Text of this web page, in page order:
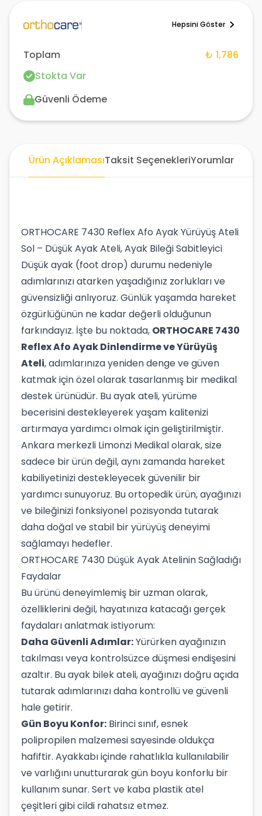
Hepsini Göster
Toplam
₺ 1,786
Stokta Var
Güvenli Ödeme
Ürün AçıklamasıTaksit SeçenekleriYorumlar
ORTHOCARE 7430 Reflex Afo Ayak Yürüyüş Ateli
Sol – Düşük Ayak Ateli, Ayak Bileği Sabitleyici
Düşük ayak (foot drop) durumu nedeniyle
adımlarınızı atarken yaşadığınız zorlukları ve
güvensizliği anlıyoruz. Günlük yaşamda hareket
özgürlüğünün ne kadar değerli olduğunun
farkındayız. İşte bu noktada, ORTHOCARE 7430
Reflex Afo Ayak Dinlendirme ve Yürüyüş
Ateli, adımlarınıza yeniden denge ve güven
katmak için özel olarak tasarlanmış bir medikal
destek ürünüdür. Bu ayak ateli, yürüme
becerisini destekleyerek yaşam kalitenizi
artırmaya yardımcı olmak için geliştirilmiştir.
Ankara merkezli Limonzi Medikal olarak, size
sadece bir ürün değil, aynı zamanda hareket
kabiliyetinizi destekleyecek güvenilir bir
yardımcı sunuyoruz. Bu ortopedik ürün, ayağınızı
ve bileğinizi fonksiyonel pozisyonda tutarak
daha doğal ve stabil bir yürüyüş deneyimi
sağlamayı hedefler.
ORTHOCARE 7430 Düşük Ayak Atelinin Sağladığı
Faydalar
Bu ürünü deneyimlemiş bir uzman olarak,
özelliklerini değil, hayatınıza katacağı gerçek
faydaları anlatmak istiyorum:
Daha Güvenli Adımlar:Yürürken ayağınızın
takılması veya kontrolsüzce düşmesi endişesini
azaltır. Bu ayak bilek ateli, ayağınızı doğru açıda
tutarak adımlarınızı daha kontrollü ve güvenli
hale getirir.
Gün Boyu Konfor: Birinci sınıf, esnek
polipropilen malzemesi sayesinde oldukça
hafiftir. Ayakkabı içinde rahatlıkla kullanılabilir
ve varlığını unutturarak gün boyu konforlu bir
kullanım sunar. Sert ve kaba plastik atel
çeşitleri gibi cildi rahatsız etmez.